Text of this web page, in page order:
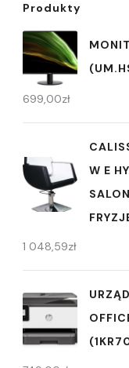
Produkty
699,00zł
W E
1 048,59zł